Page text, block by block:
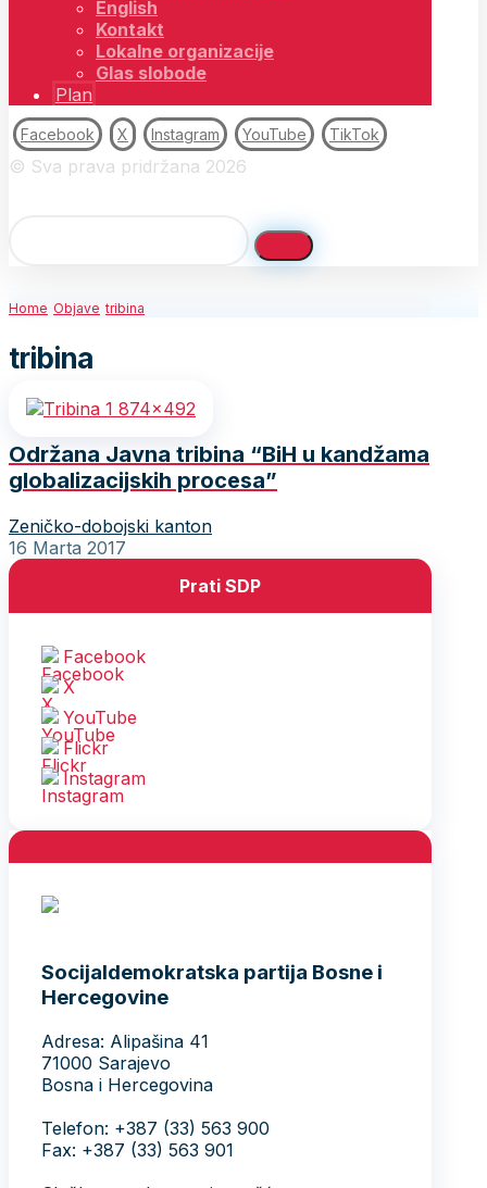
English
Kontakt
Lokalne organizacije
Glas slobode
Plan
Facebook X Instagram YouTube TikTok
© Sva prava pridržana 2026
Home Objave tribina
tribina
Održana Javna tribina “BiH u kandžama
globalizacijskih procesa”
Zeničko-dobojski kanton
16 Marta 2017
Prati SDP
Facebook
X
YouTube
Flickr
Instagram
Socijaldemokratska partija Bosne i
Hercegovine
Adresa: Alipašina 41
71000 Sarajevo
Bosna i Hercegovina
Telefon: +387 (33) 563 900
Fax: +387 (33) 563 901